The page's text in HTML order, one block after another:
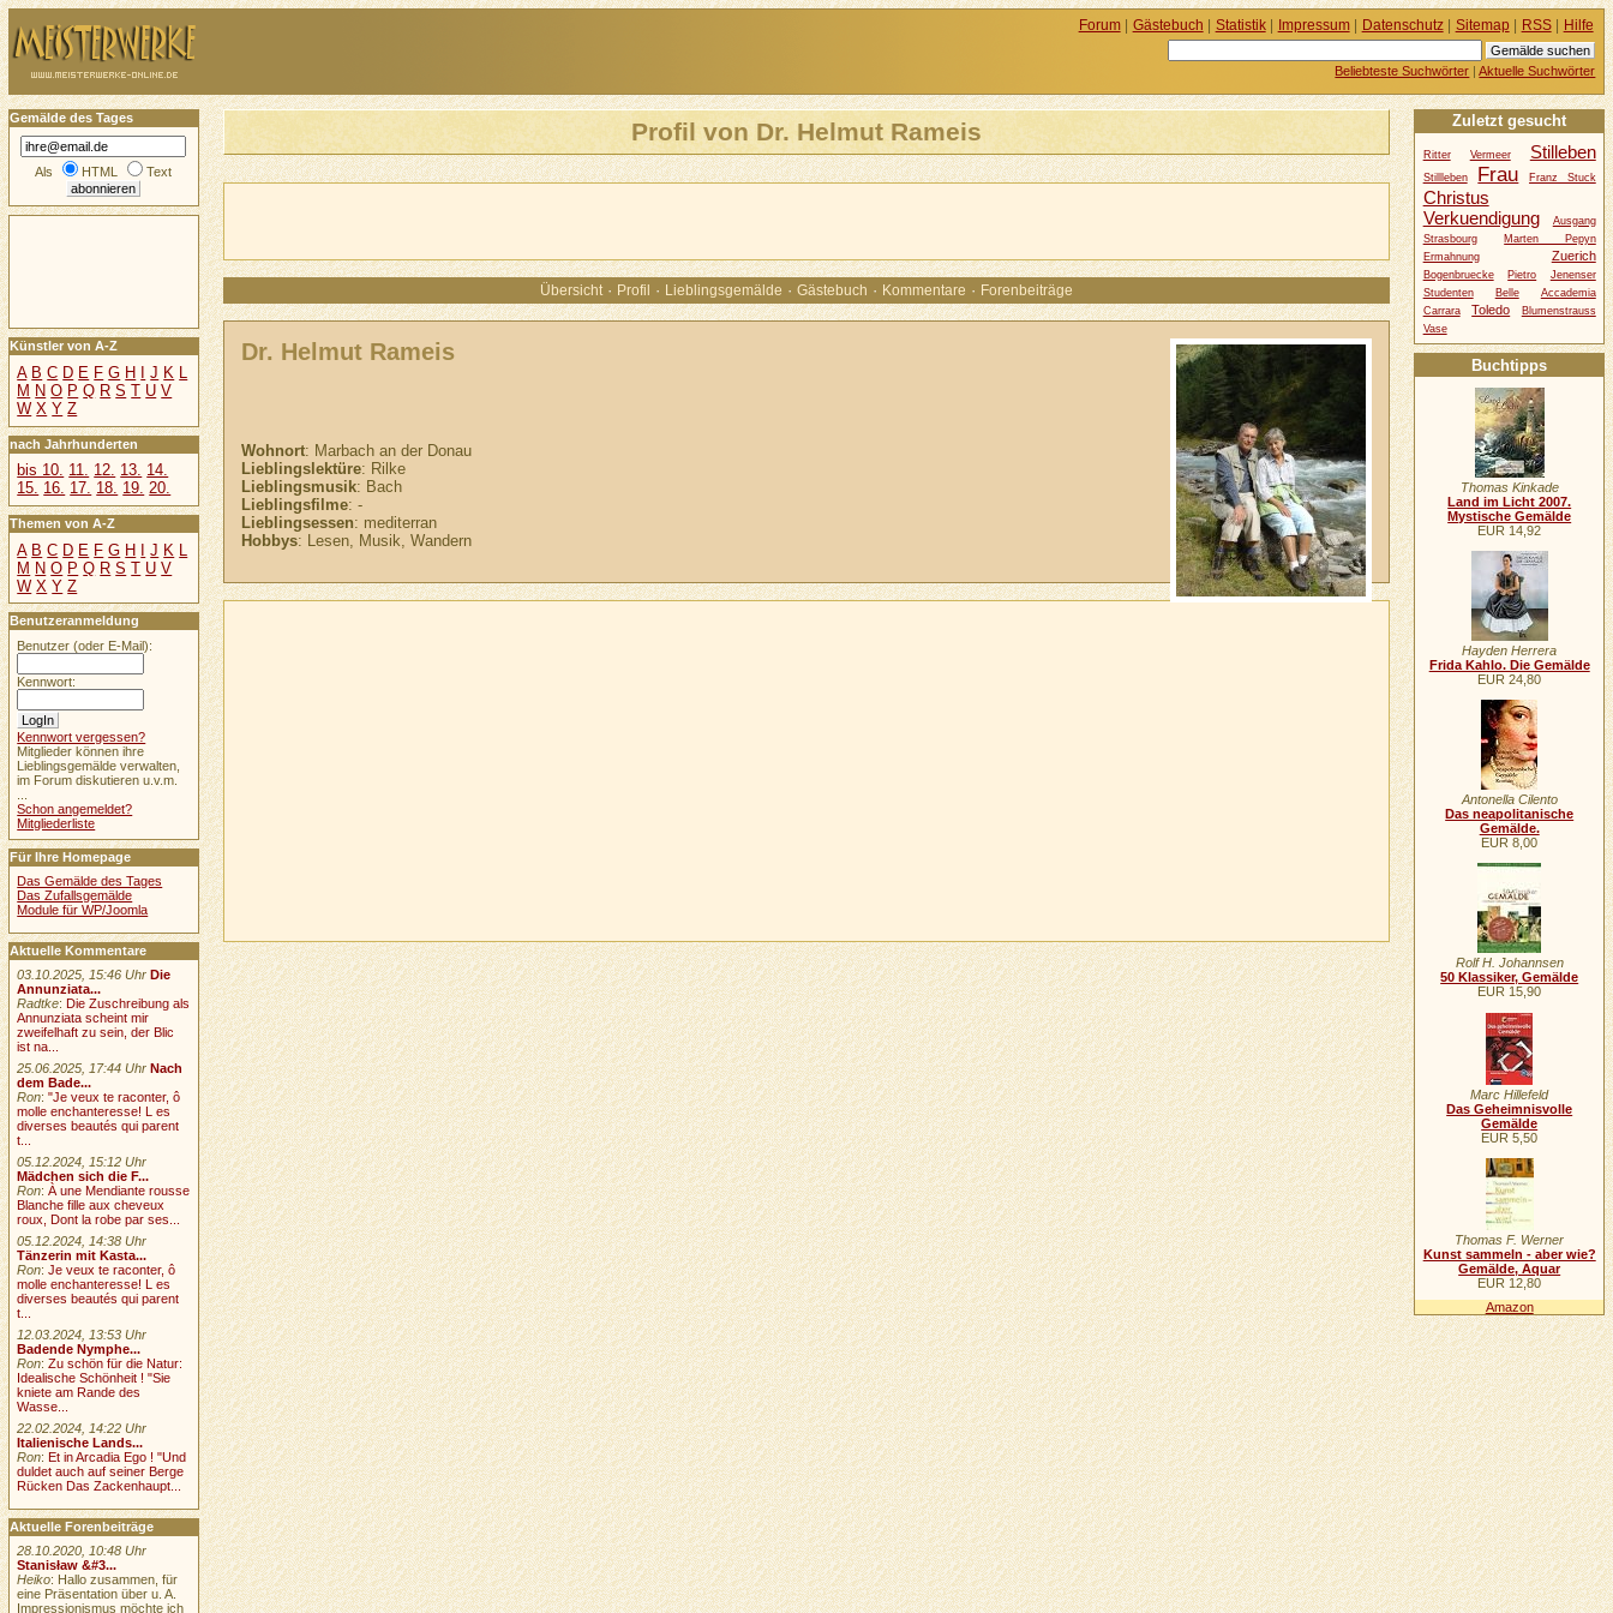
Profil von Dr. Helmut Rameis
Übersicht · Profil · Lieblingsgemälde · Gästebuch · Kommentare · Forenbeiträge
Dr. Helmut Rameis
Wohnort: Marbach an der Donau
Lieblingslektüre: Rilke
Lieblingsmusik: Bach
Lieblingsfilme: -
Lieblingsessen: mediterran
Hobbys: Lesen, Musik, Wandern
Gemälde des Tages
Als HTML Text
Künstler von A-Z
A B C D E F G H J K L
M N O P Q R S T U V
W X Y Z
nach Jahrhunderten
bis 10. 11. 12. 13. 14.
15. 16. 17. 18. 19. 20.
Themen von A-Z
A B C D E F G H I J K L
M N O P Q R S T U V
W X Y Z
Benutzeranmeldung
Benutzer (oder E-Mail):
Kennwort:
Kennwort vergessen?
Mitglieder können ihre
Lieblingsgemälde verwalten,
im Forum diskutieren u.v.m.
Schon angemeldet?
Mitgliederliste
Für Ihre Homepage
Das Gemälde des Tages
Das Zufallsgemälde
Module für WP/Joomla
Aktuelle Kommentare
03.10.2025, 15:46 Uhr Die
Annunziata...
Radtke: Die Zuschreibung als
Annunziata scheint mir
zweifelhaft zu sein, der Blic
ist na...
25.06.2025, 17:44 Uhr Nach
dem Bade...
Ron:"Je veux te raconter, ô
molle enchanteresse! L es
diverses beautés qui parent
t...
05.12.2024, 15:12 Uhr
Mädchen sich die F...
Ron:À une Mendiante rousse
Blanche fille aux cheveux
roux, Dont la robe par ses...
05.12.2024, 14:38 Uhr
Tänzerin mit Kasta...
Ron:Je veux te raconter, ô
molle enchanteresse! L es
diverses beautés qui parent
t...
12.03.2024, 13:53 Uhr
Badende Nymphe...
Ron:Zu schön für die Natur:
Idealische Schönheit ! "Sie
kniete am Rande des
Wasse...
22.02.2024, 14:22 Uhr
Italienische Lands...
Ron:Et in Arcadia Ego ! "Und
duldet auch auf seiner Berge
Rücken Das Zackenhaupt...
Aktuelle Forenbeiträge
28.10.2020, 10:48 Uhr
Stanisław &#3...
Heiko: Hallo zusammen, für
eine Präsentation über u. A.
Impressionismus möchte ich
Forum| Gästebuch | Statistik| Impressum| Datenschutz| Sitemap| RSS| Hilfe
Beliebteste Suchwörter |Aktuelle Suchwörter
Zuletzt gesucht
Ritter Vermeer Stilleben
Stillleben Frau Franz Stuck
Christus
Verkuendigung
Ausgang
Strasbourg
Marten Pepyn
Ermahnung
Zuerich
Bogenbruecke Pietro
Jenenser
Studenten
Belle
Accademia
Carrara
Toledo
Blumenstrauss
Vase
Buchtipps
Thomas Kinkade
Land im Licht 2007.
Mystische Gemälde
EUR 14,92
Hayden Herrera
Frida Kahlo. Die Gemälde
EUR 24,80
Antonella Cilento
Das neapolitanische
Gemälde.
EUR 8,00
Rolf H. Johannsen
50 Klassiker, Gemälde
EUR 15,90
Marc Hillefeld
Das Geheimnisvolle
Gemälde
EUR 5,50
Thomas F. Werner
Kunst sammeln - aber wie?
Gemälde, Aquar
EUR 12,80
Amazon